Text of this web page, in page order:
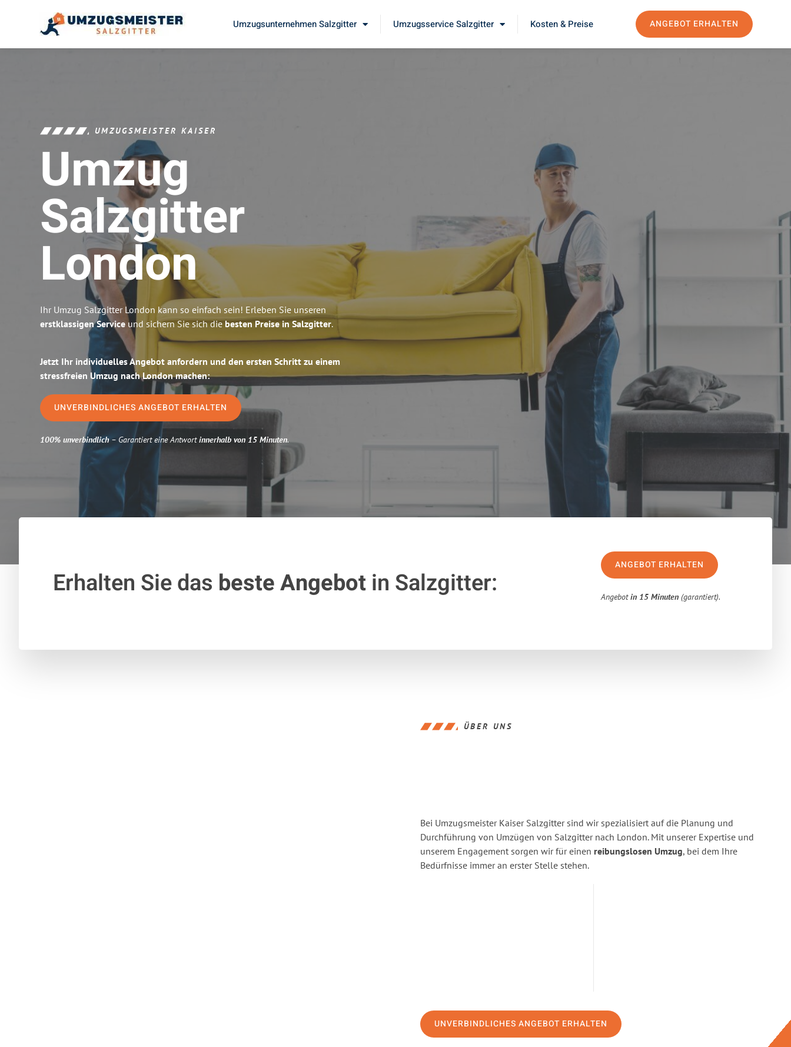
Umzugsunternehmen Salzgitter Umzugsservice Salzgitter Kosten & Preise ANGEBOT ERHALTEN
UMZUGSMEISTER KAISER
Umzug
Salzgitter
London
Ihr Umzug Salzgitter London kann so einfach sein! Erleben Sie unseren
erstklassigen Service und sichern Sie sich die besten Preise in Salzgitter.
Jetzt Ihr individuelles Angebot anfordern und den ersten Schritt zu einem
stressfreien Umzug nach London machen:
UNVERBINDLICHES ANGEBOT ERHALTEN
100% unverbindlich– Garantiert eine Antwortinnerhalb von 15 Minuten.
Erhalten Sie das beste Angebotin Salzgitter:
ANGEBOT ERHALTEN
Angebotin 15 Minuten (garantiert).
ÜBER UNS
Bei Umzugsmeister Kaiser Salzgitter sind wir spezialisiert auf die Planung und
Durchführung von Umzügen von Salzgitter nach London. Mit unserer Expertise und
unserem Engagement sorgen wir für einen reibungslosen Umzug, bei dem Ihre
Bedürfnisse immer an erster Stelle stehen.
UNVERBINDLICHES ANGEBOT ERHALTEN